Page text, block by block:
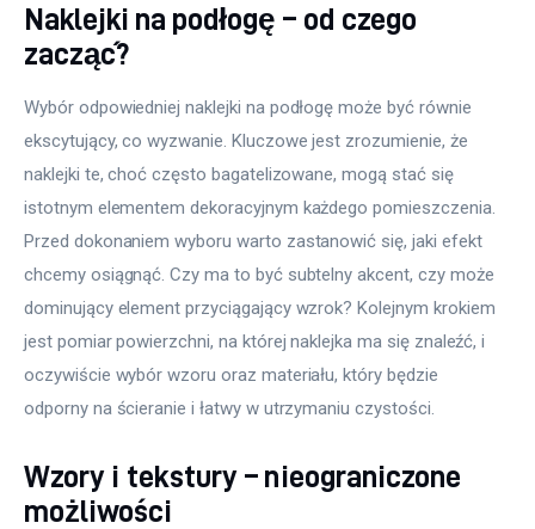
Naklejki na podłogę – od czego
zacząć?
Wybór odpowiedniej naklejki na podłogę może być równie
ekscytujący, co wyzwanie. Kluczowe jest zrozumienie, że
naklejki te, choć często bagatelizowane, mogą stać się
istotnym elementem dekoracyjnym każdego pomieszczenia.
Przed dokonaniem wyboru warto zastanowić się, jaki efekt
chcemy osiągnąć. Czy ma to być subtelny akcent, czy może
dominujący element przyciągający wzrok? Kolejnym krokiem
jest pomiar powierzchni, na której naklejka ma się znaleźć, i
oczywiście wybór wzoru oraz materiału, który będzie
odporny na ścieranie i łatwy w utrzymaniu czystości.
Wzory i tekstury – nieograniczone
możliwości